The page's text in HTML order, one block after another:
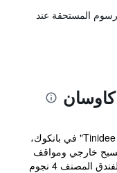
المستحقة عند
يقع مكان إقامة "Tinidee Trendy Bangkok Khaosan" في بانكوك،
بمسبح خارجي ومواقف
خاصة للسيارات مجاناً ومطعم وبار. يوفر هذا الفندق المصنف 4 نجوم